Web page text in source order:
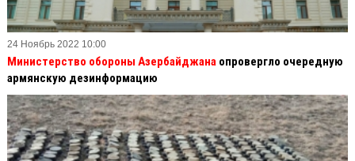
24 Ноябрь 2022 10:00
Министерство обороны Азербайджана опровергло очередную
армянскую дезинформацию